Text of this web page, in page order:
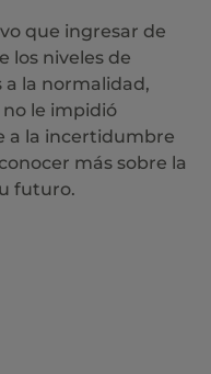
que ingresar de
los niveles de
la normalidad,
le impidió
a la incertidumbre
más sobre la
futuro.